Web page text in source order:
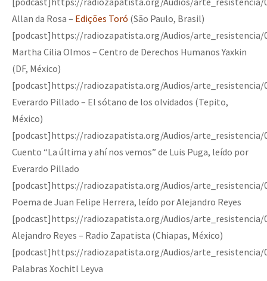
Allan da Rosa – Edições Toró (São Paulo, Brasil)
[podcast]https://radiozapatista.org/Audios/arte_resistencia/
Martha Cilia Olmos – Centro de Derechos Humanos Yaxkin
(DF, México)
[podcast]https://radiozapatista.org/Audios/
Everardo Pillado – El sótano de los olvidados (Tepito,
México)
[podcast]https://radiozapatista.org/Audios/arte_resistencia/
Cuento “La última y ahí nos vemos” de Luis Puga, leído por
Everardo Pillado
[podcast]https://radiozapatista.org/Audios/
Poema de Juan Felipe Herrera, leído por Alejandro Reyes
[podcast]https://radiozapatista.org/Audios/
Alejandro Reyes – Radio Zapatista (Chiapas, México)
[podcast]https://radiozapatista.org/Audios/arte_resistencia/
Palabras Xochitl Leyva